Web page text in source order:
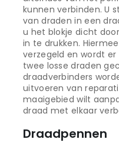
kunnen verbinden. U
van draden in een
u het blokje dicht
in te drukken.
verzegeld en wordt
twee losse draden
draadverbinders
uitvoeren van
maaigebied wilt
draad met elkaar
Draadpennen